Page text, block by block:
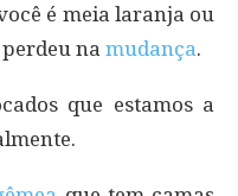
é meia laranja ou
na mudança.
que estamos a